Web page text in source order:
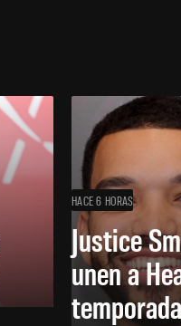
HACE 6 HORAS
Justice
unen a